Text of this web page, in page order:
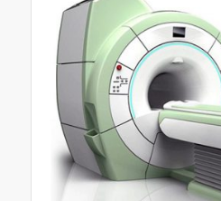
ascending